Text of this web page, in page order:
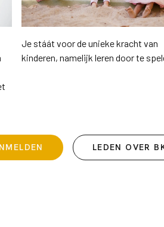
Je stáát voor de unieke kracht van
kinderen, namelijk leren door te
LEDEN OVER